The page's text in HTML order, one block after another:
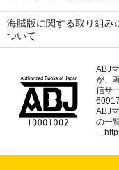
海賊版に関する取り組み
ついて
ABJ
が、
信サ
ABJ
の一
→